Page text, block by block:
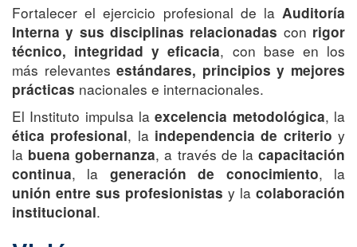
Fortalecer el ejercicio profesional de la Auditoría
Interna y sus disciplinas relacionadas con rigor
técnico, integridad y eficacia, con base en los
más relevantesestándares, principios y mejores
prácticas nacionales e internacionales.
El Instituto impulsa laexcelencia metodológica, la
ética profesional, la independencia de criterio y
la buena gobernanza, a través de lacapacitación
continua, la generación de conocimiento, la
unión entre sus profesionistas y la colaboración
institucional.